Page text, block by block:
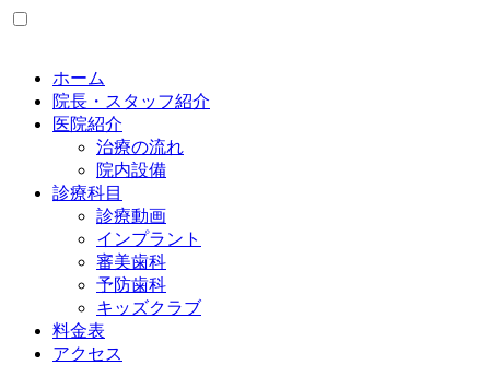
ホーム
院長・スタッフ紹介
医院紹介
治療の流れ
院内設備
診療科目
診療動画
インプラント
審美歯科
予防歯科
キッズクラブ
料金表
アクセス